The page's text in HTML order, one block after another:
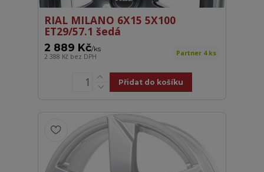
RIAL MILANO 6X15 5X100
ET29/57.1 šedá
2 889 Kč/ks
2 388 Kč bez DPH Partner 4 ks
Přidat do košíku